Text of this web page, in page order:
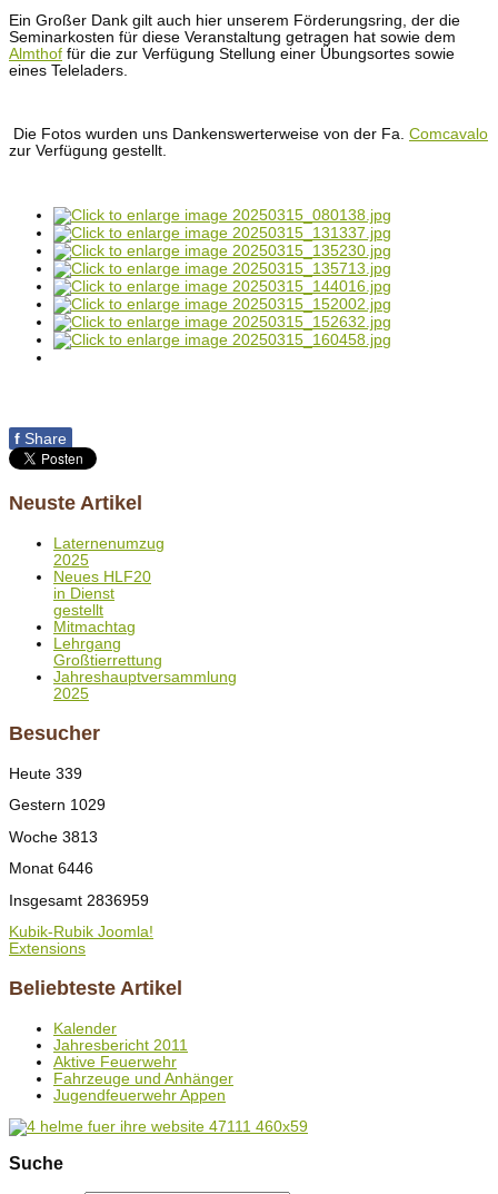
Ein Großer Dank gilt auch hier unserem Förderungsring, der die
Seminarkosten für diese Veranstaltung getragen hat sowie dem
Almthof für die zur Verfügung Stellung einer Übungsortes sowie
eines Teleladers.
Die Fotos wurden uns Dankenswerterweise von der Fa. Comcavalo
zur Verfügung gestellt.
f Share
Neuste Artikel
Laternenumzug
2025
Neues HLF20
in Dienst
gestellt
Mitmachtag
Lehrgang
Großtierrettung
Jahreshauptversammlung
2025
Besucher
Heute 339
Gestern 1029
Woche 3813
Monat 6446
Insgesamt 2836959
Kubik-Rubik Joomla!
Extensions
Beliebteste Artikel
Kalender
Jahresbericht 2011
Aktive Feuerwehr
Fahrzeuge und Anhänger
Jugendfeuerwehr Appen
Suche